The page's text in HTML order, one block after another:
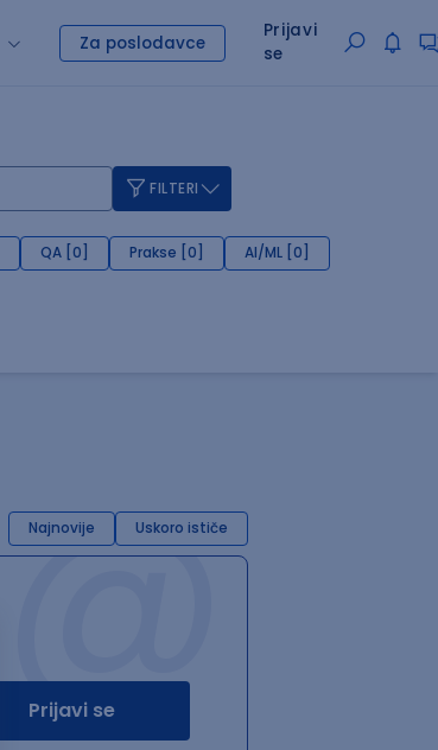
Za poslodavce
Prijavi
se
FILTERI
QA [0] Prakse [0] AI/ML [0]
Najnovije Uskoro ističe
@
Prijavi se